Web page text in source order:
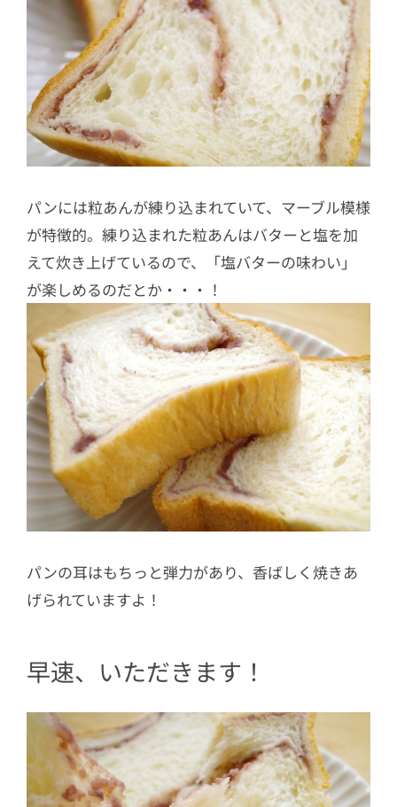
パンには粒あんが練り込まれていて、マーブル模様
が特徴的。練り込まれた粒あんはバターと塩を加
えて炊き上げているので、「塩バターの味わい」
が楽しめるのだとか・・・！
パンの耳はもちっと弾力があり、香ばしく焼きあ
げられていますよ！
早速、いただきます！